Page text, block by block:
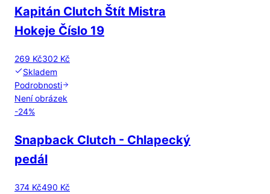
Kapitán Clutch Štít Mistra
Hokeje Číslo 19
269 Kč302 Kč
Skladem
Podrobnosti
Není obrázek
-24%
Snapback Clutch - Chlapecký
pedál
374 Kč490 Kč